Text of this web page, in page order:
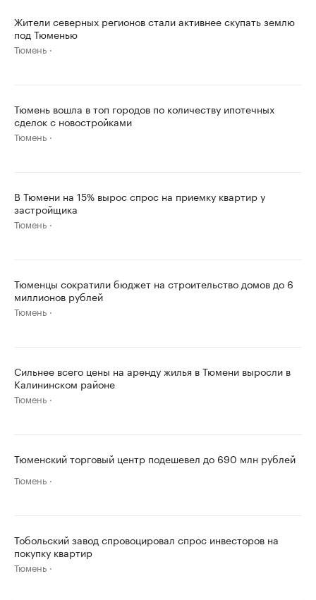
Жители северных регионов стали активнее скупать землю
под Тюменью
Тюмень
Тюмень вошла в топ городов по количеству ипотечных
сделок с новостройками
Тюмень
В Тюмени на 15% вырос спрос на приемку квартир у
застройщика
Тюмень
Тюменцы сократили бюджет на строительство домов до 6
миллионов рублей
Тюмень
Сильнее всего цены на аренду жилья в Тюмени выросли в
Калининском районе
Тюмень
Тюменский торговый центр подешевел до 690 млн рублей
Тюмень
Тобольский завод спровоцировал спрос инвесторов на
покупку квартир
Тюмень